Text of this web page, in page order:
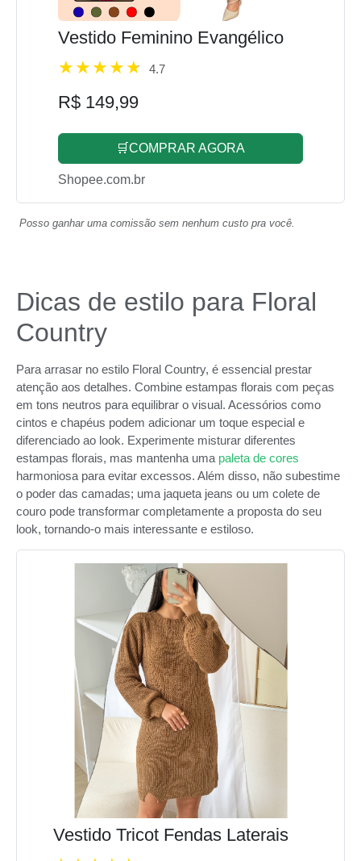
Vestido Feminino Evangélico
4.7
R$ 149,99
🛒COMPRAR AGORA
Shopee.com.br
Posso ganhar uma comissão sem nenhum custo pra você.
Dicas de estilo para Floral
Country
Para arrasar no estilo Floral Country, é essencial prestar
atenção aos detalhes. Combine estampas florais com peças
em tons neutros para equilibrar o visual. Acessórios como
cintos e chapéus podem adicionar um toque especial e
diferenciado ao look. Experimente misturar diferentes
estampas florais, mas mantenha uma paleta de cores
harmoniosa para evitar excessos. Além disso, não subestime
o poder das camadas; uma jaqueta jeans ou um colete de
couro pode transformar completamente a proposta do seu
look, tornando-o mais interessante e estiloso.
Vestido Tricot Fendas Laterais